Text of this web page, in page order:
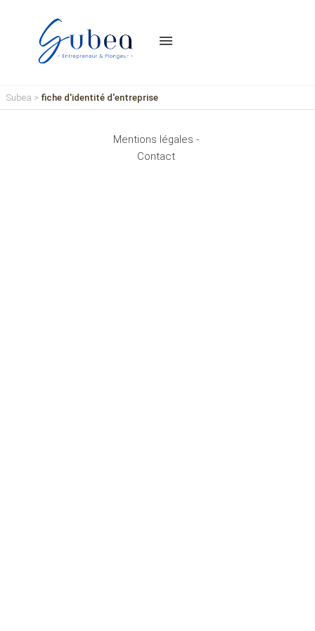
menu
Subea > fiche d'identité d'entreprise
Mentions légales -
Contact